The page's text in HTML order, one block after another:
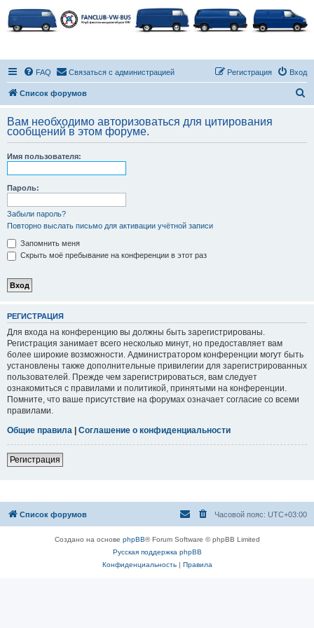
FAQ Связаться с администрацией Вход
Регистрация
Список форумов
с
Вам необходимо авторизоваться для цитирования
сообщений в этом форуме.
Имя пользователя:
Пароль:
Забыли пароль?
Повторно выслать письмо для активации учётной записи
Запомнить меня
Скрыть моё пребывание на конференции в этот раз
РЕГИСТРАЦИЯ
Для входа на конференцию вы должны быть зарегистрированы.
Регистрация занимает всего несколько минут, но предоставляет вам
более широкие возможности. Администратором конференции могут быть
установлены также дополнительные привилегии для зарегистрированных
пользователей. Прежде чем зарегистрироваться, вам следует
ознакомиться с правилами и политикой, принятыми на конференции.
Помните, что ваше присутствие на форумах означает согласие со всеми
правилами.
Общие правила
Соглашение о конфиденциальности
Регистрация
Список форумов Часовой пояс: UTC+03:00
Создано на основе phpBB® Forum Software © phpBB Limited
Русская поддержка phpBB
Конфиденциальность| Правила